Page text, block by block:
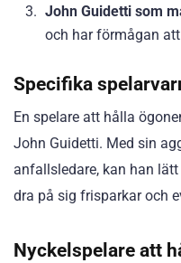
John Guidetti som
och har förmågan
Specifika
En spelare att hålla
John Guidetti. Med sin
anfallsledare, kan han
dra på sig frisparkar och
Nyckelspelare att